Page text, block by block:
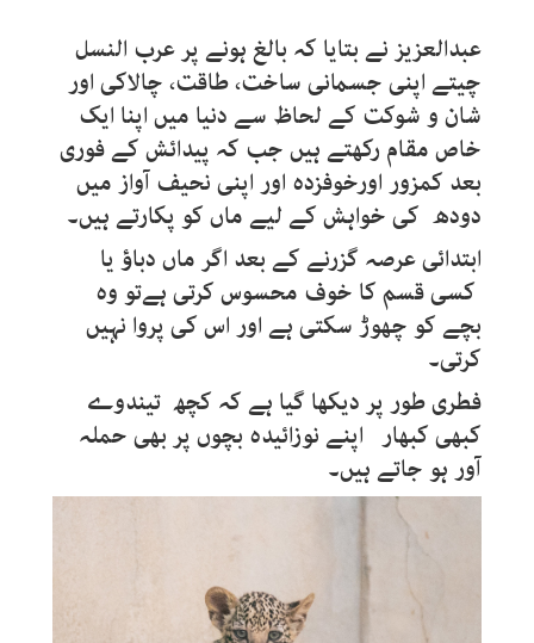
عبدالعزیز نے بتایا کہ بالغ ہونے پر عرب النسل
چیتے اپنی جسمانی ساخت، طاقت، چالاکی اور
شان و شوکت کے لحاظ سے دنیا میں اپنا ایک
خاص مقام رکھتے ہیں جب کہ پیدائش کے فوری
بعد کمزور اورخوفزدہ اور اپنی نحیف آواز میں
دودھ کی خواہش کے لیے ماں کو پکارتے ہیں۔
ابتدائی عرصہ گزرنے کے بعد اگر ماں دباؤ یا
کسی قسم کا خوف محسوس کرتی ہےتو وہ
بچے کو چھوڑ سکتی ہے اور اس کی پروا نہیں
کرتی۔
فطری طور پر دیکھا گیا ہے کہ کچھ تیندوے
کبھی کبھار اپنے نوزائیدہ بچوں پر بھی حملہ
آور ہو جاتے ہیں۔